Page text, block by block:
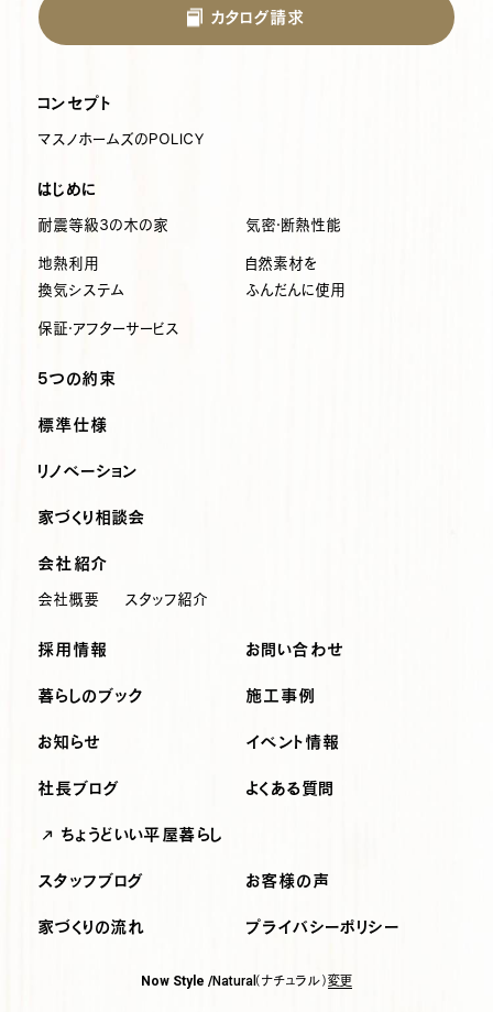
カタログ請求
コンセプト
マスノホームズのPOLICY
はじめに
耐震等級3の木の家 気密・断熱性能
地熱利用
換気システム
自然素材を
ふんだんに使用
保証・アフターサービス
5つの約束
標準仕様
リノベーション
家づくり相談会
会社紹介
会社概要 スタッフ紹介
採用情報 お問い合わせ
暮らしのブック 施工事例
お知らせ
社長ブログ
イベント情報
よくある質問
ちょうどいい平屋暮らし
スタッフブログ お客様の声
家づくりの流れ プライバシーポリシー
Now Style /Natural （ナチュラル）変更